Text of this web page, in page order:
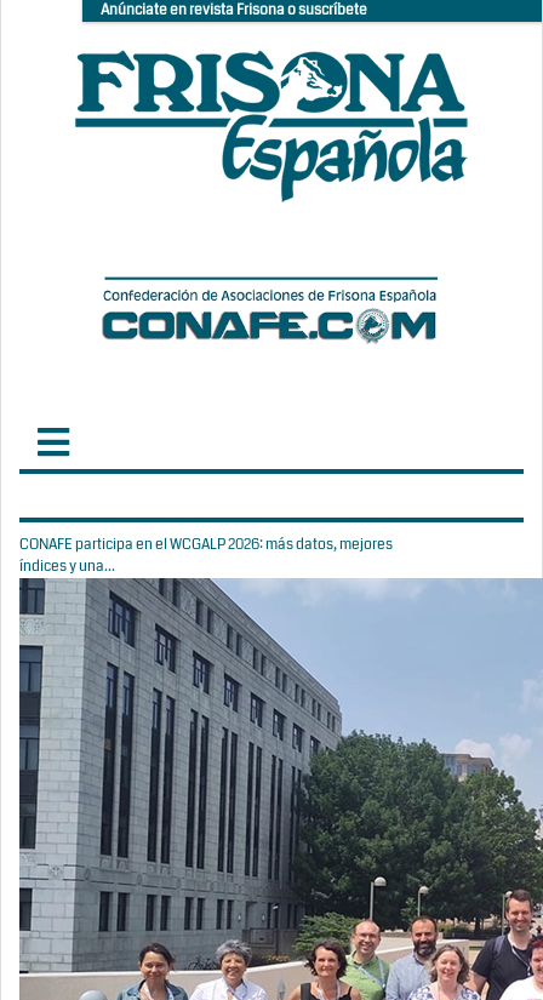
Anúnciate en revista Frisona o suscríbete
CONAFE participa en el WCGALP 2026: más datos, mejores
índices y una...